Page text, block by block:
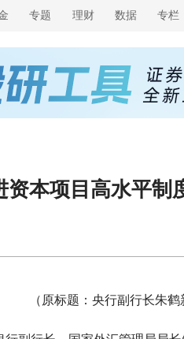
专题 理财 数据 专栏
本项目高水平制
（原标题：央行副行长朱